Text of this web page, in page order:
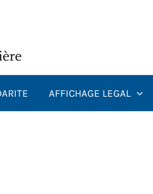
AFFICHAGE LEGAL